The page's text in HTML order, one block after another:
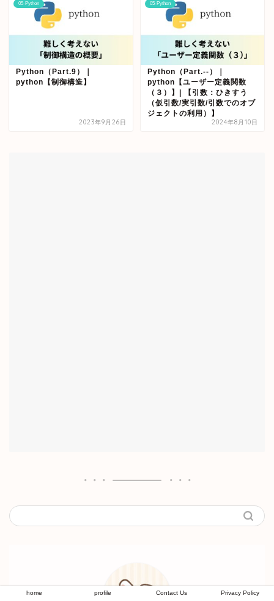
05-Python
Python（Part.9）｜
python【制御構造】
2023年9月26日
05-Python
Python（Part.--）｜
python【ユーザー定義関数
（３）】| 【引数：ひきすう
（仮引数/実引数/引数でのオブ
ジェクトの利用）】
2024年8月10日
home profile Contact Us Privacy Policy